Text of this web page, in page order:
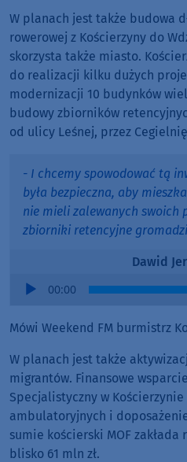
W planach jest także budowa
rowerowej z Kościerzyny do
skorzysta także miasto.
do realizacji kilku dużych
modernizacji 10 budynków
budowy zbiorników
od ulicy Leśnej, przez
- I chcemy spowodować tą
była bezpieczna, aby
nie mieli zalewanych swoich
zbiorniki retencyjne
Dawid
Audio
00:00
Mówi Weekend FM burmistrz
W planach jest także
migrantów. Finansowe
Specjalistyczny w
ambulatoryjnych i
sumie kościerski MOF
blisko 61 mln zł.